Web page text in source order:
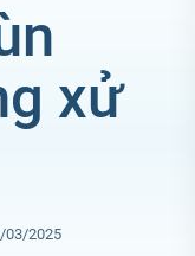
xử
03/2025